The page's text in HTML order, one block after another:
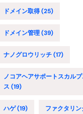
ドメイン取得(25)
ドメイン管理(39)
ナノグロウリッチ(17)
ノコアヘアサポートスカル
ス (19)
ハゲ(19) ファクタリン